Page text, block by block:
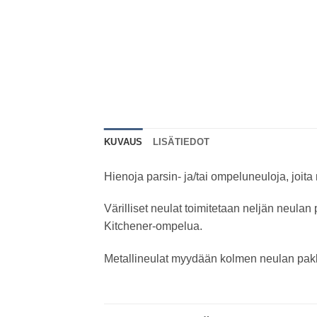
KUVAUS LISÄTIEDOT
Hienoja parsin- ja/tai ompeluneuloja,
Värilliset neulat toimitetaan neljän neulan
Kitchener-ompelua.
Metallineulat myydään kolmen neulan